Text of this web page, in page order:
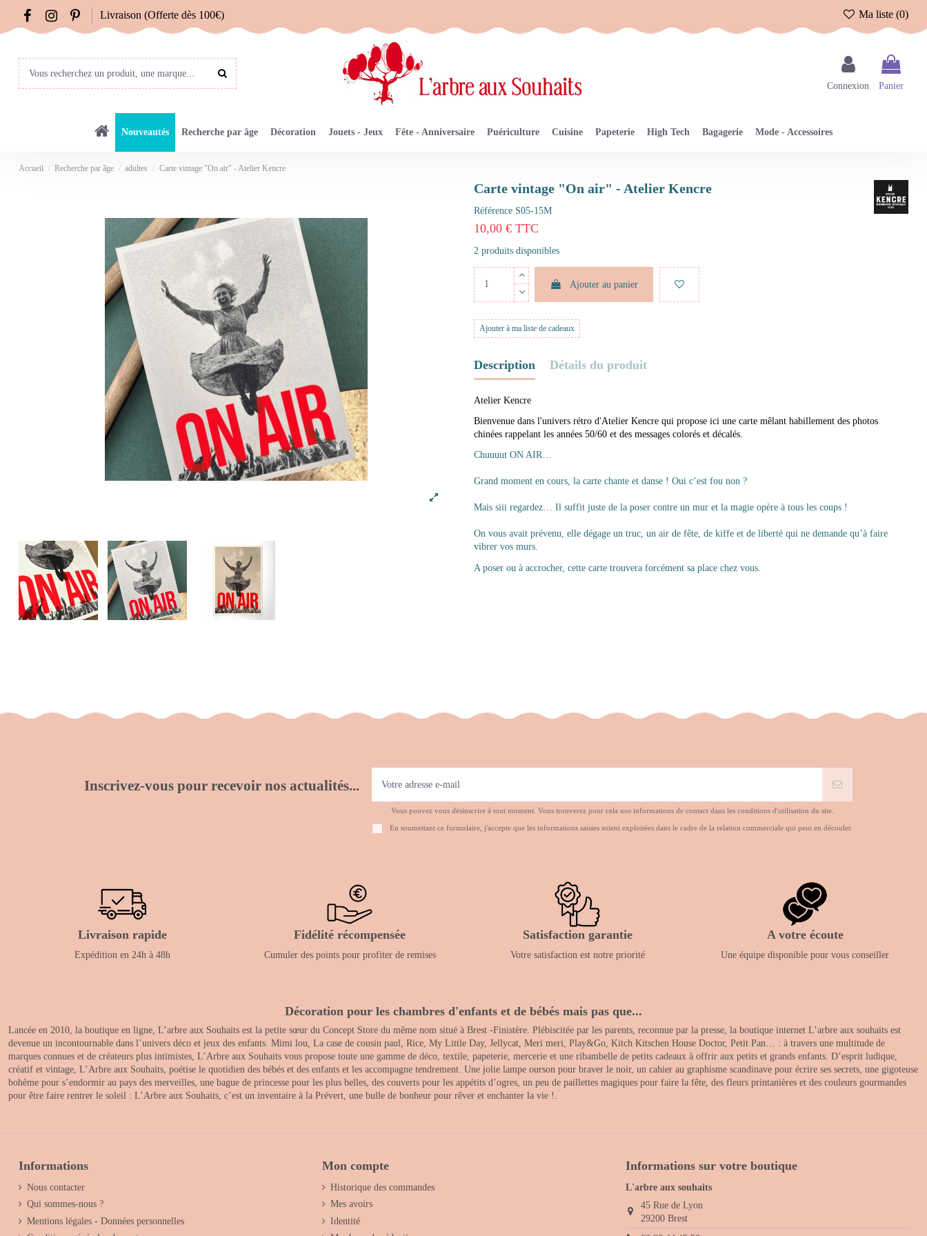
Livraison (Offerte dès 100€) Ma liste (0)
Connexion Panier
Nouveautés Recherche par âge Décoration Jouets - Jeux Fête - Anniversaire Puériculture Cuisine Papeterie High Tech Bagagerie Mode - Accessoires
Accueil Recherche par âge adultes Carte vintage "On air" - Atelier Kencre
Carte vintage "On air" - Atelier Kencre
Référence S05-15M
10,00 € TTC
2 produits disponibles
Ajouter au panier
Ajouter à ma liste de cadeaux
Description Détails du produit
Atelier Kencre
Bienvenue dans l'univers rétro d'Atelier Kencre qui propose ici une carte mêlant habillement des photos
chinées rappelant les années 50/60 et des messages colorés et décalés.
Chuuuut ON AIR…
Grand moment en cours, la carte chante et danse ! Oui c’est fou non ?
Mais siii regardez… Il suffit juste de la poser contre un mur et la magie opère à tous les coups !
On vous avait prévenu, elle dégage un truc, un air de fête, de kiffe et de liberté qui ne demande qu’à faire
vibrer vos murs.
A poser ou à accrocher, cette carte trouvera forcément sa place chez vous.
Inscrivez-vous pour recevoir nos actualités...
Vous pouvez vous désinscrire à tout moment. Vous trouverez pour cela nos informations de contact dans les conditions d'utilisation du site.
En soumettant ce formulaire, j'accepte que les informations saisies soient exploitées dans le cadre de la relation commerciale qui peut en découler.
Livraison rapide
Expédition en 24h à 48h
Fidélité récompensée
Cumuler des points pour profiter de remises
Satisfaction garantie
Votre satisfaction est notre priorité
A votre écoute
Une équipe disponible pour vous conseiller
Décoration pour les chambres d'enfants et de bébés mais pas que...
Lancée en 2010, la boutique en ligne, L’arbre aux Souhaits est la petite sœur du Concept Store du même nom situé à Brest -Finistère. Plébiscitée par les parents, reconnue par la presse, la boutique internet L’arbre aux souhaits est
devenue un incontournable dans l’univers déco et jeux des enfants. Mimi lou, La case de cousin paul, Rice, My Little Day, Jellycat, Meri meri, Play&Go, Kitch Kitschen House Doctor, Petit Pan… : à travers une multitude de
marques connues et de créateurs plus intimistes, L’Arbre aux Souhaits vous propose toute une gamme de déco, textile, papeterie, mercerie et une ribambelle de petits cadeaux à offrir aux petits et grands enfants. D’esprit ludique,
créatif et vintage, L’Arbre aux Souhaits, poétise le quotidien des bébés et des enfants et les accompagne tendrement. Une jolie lampe ourson pour braver le noir, un cahier au graphisme scandinave pour écrire ses secrets, une gigoteuse
bohème pour s’endormir au pays des merveilles, une bague de princesse pour les plus belles, des couverts pour les appétits d’ogres, un peu de paillettes magiques pour faire la fête, des fleurs printanières et des couleurs gourmandes
pour être faire rentrer le soleil : L’Arbre aux Souhaits, c’est un inventaire à la Prévert, une bulle de bonheur pour rêver et enchanter la vie !.
Informations
Nous contacter
Qui sommes-nous ?
Mentions légales - Données personnelles
Mon compte
Historique des commandes
Mes avoirs
Identité
Informations sur votre boutique
L'arbre aux souhaits
45 Rue de Lyon
29200 Brest